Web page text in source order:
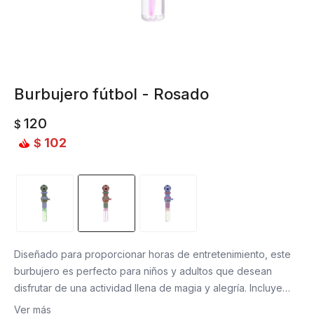
Burbujero fútbol - Rosado
$ 120
$ 102
Diseñado para proporcionar horas de entretenimiento, este
burbujero es perfecto para niños y adultos que desean
disfrutar de una actividad llena de magia y alegría. Incluye
una pelota que añade un elemento extra de diversión y
Ver más